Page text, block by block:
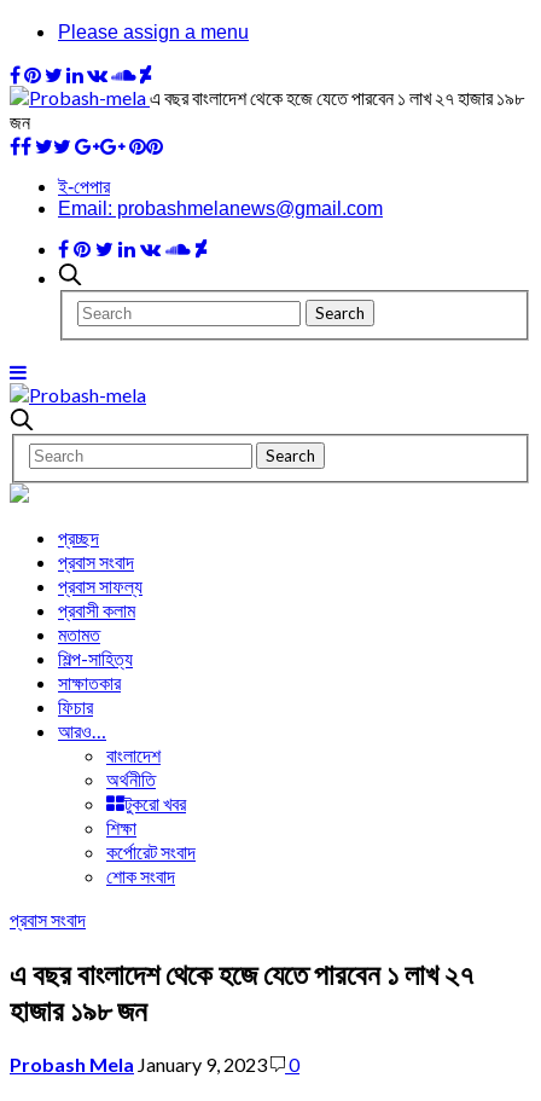
Please assign a menu
এ বছর বাংলাদেশ থেকে হজে যেতে পারবেন ১ লাখ ২৭ হাজার ১৯৮
জন
ই-পেপার
Email: probashmelanews@gmail.com
প্রচ্ছদ
প্রবাস সংবাদ
প্রবাস সাফল্য
প্রবাসী কলাম
মতামত
শিল্প-সাহিত্য
সাক্ষাতকার
ফিচার
আরও…
বাংলাদেশ
অর্থনীতি
টুকরো খবর
শিক্ষা
কর্পোরেট সংবাদ
শোক সংবাদ
প্রবাস সংবাদ
এ বছর বাংলাদেশ থেকে হজে যেতে পারবেন ১ লাখ ২৭
হাজার ১৯৮ জন
Probash Mela January 9, 2023 0